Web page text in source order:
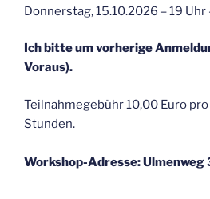
Donnerstag, 15.10.2026 – 19
Ich bitte um vorherige
Voraus).
Teilnahmegebühr 10,00 Euro pro
Stunden.
Workshop-Adresse: Ulmenweg